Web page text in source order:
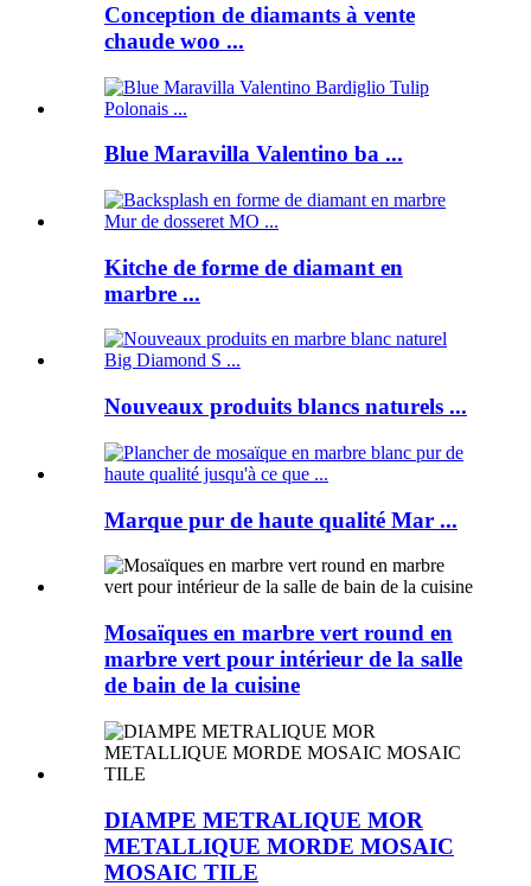
Conception de diamants à vente
chaude woo ...
Blue Maravilla Valentino ba ...
Kitche de forme de diamant en
marbre ...
Nouveaux produits blancs naturels ...
Marque pur de haute qualité Mar ...
Mosaïques en marbre vert round en
marbre vert pour intérieur de la salle
de bain de la cuisine
DIAMPE METRALIQUE MOR
METALLIQUE MORDE MOSAIC
MOSAIC TILE